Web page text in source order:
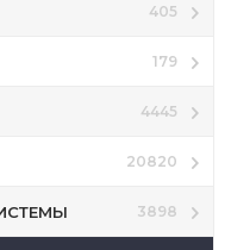
405
179
4445
20820
3898